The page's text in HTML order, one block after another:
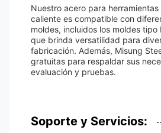
Nuestro acero para
caliente es compatible con
moldes, incluidos los moldes
que brinda versatilidad para
fabricación. Además, Misung
gratuitas para respaldar sus
evaluación y pruebas.
Soporte y Servicios: